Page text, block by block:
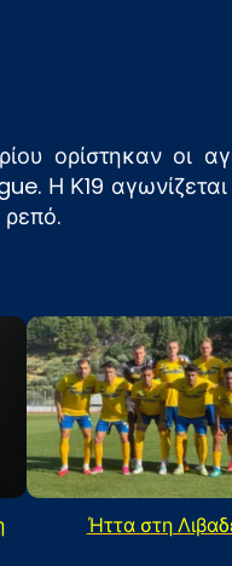
ορίστηκαν οι
Η Κ19 αγωνίζεται
ρεπό.
Ήττα στη